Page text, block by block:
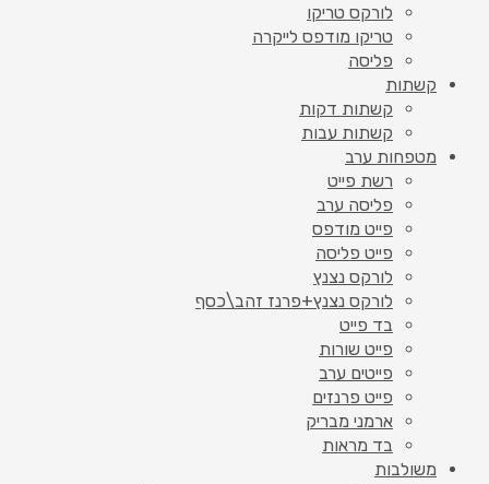
לורקס טריקו
טריקו מודפס לייקרה
פליסה
קשתות
קשתות דקות
קשתות עבות
מטפחות ערב
רשת פייט
פליסה ערב
פייט מודפס
פייט פליסה
לורקס נצנץ
לורקס נצנץ+פרנז זהב\כסף
בד פייט
פייט שורות
פייטים ערב
פייט פרנזים
ארמני מבריק
בד מראות
משולבות